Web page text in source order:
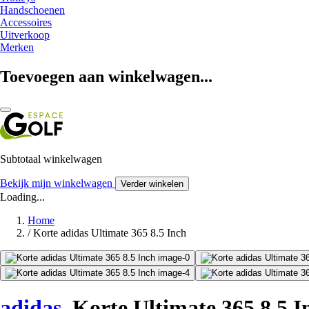
Handschoenen
Accessoires
Uitverkoop
Merken
Toevoegen aan winkelwagen...
Subtotaal winkelwagen
Bekijk mijn winkelwagen Verder winkelen
Loading...
Home
/ Korte adidas Ultimate 365 8.5 Inch